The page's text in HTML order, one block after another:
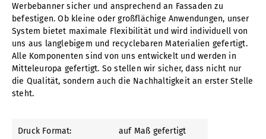
Werbebanner sicher und ansprechend an Fassaden zu
befestigen. Ob kleine oder großflächige Anwendungen, unser
System bietet maximale Flexibilität und wird individuell von
uns aus langlebigem und recyclebaren Materialien gefertigt.
Alle Komponenten sind von uns entwickelt und werden in
Mitteleuropa gefertigt. So stellen wir sicher, dass nicht nur
die Qualität, sondern auch die Nachhaltigkeit an erster Stelle
steht.
Druck Format: auf Maß gefertigt